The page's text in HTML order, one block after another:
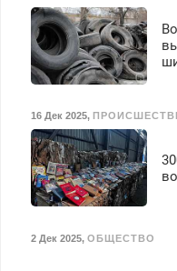
16 Дек 2025,
2 Дек 2025, ОБЩЕСТВО